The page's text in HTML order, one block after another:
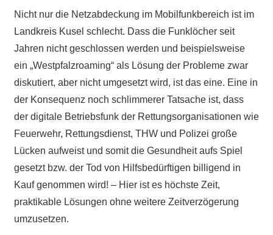
Nicht nur die Netzabdeckung im Mobilfunkbereich ist im
Landkreis Kusel schlecht. Dass die Funklöcher seit
Jahren nicht geschlossen werden und beispielsweise
ein „Westpfalzroaming“ als Lösung der Probleme zwar
diskutiert, aber nicht umgesetzt wird, ist das eine. Eine in
der Konsequenz noch schlimmerer Tatsache ist, dass
der digitale Betriebsfunk der Rettungsorganisationen wie
Feuerwehr, Rettungsdienst, THW und Polizei große
Lücken aufweist und somit die Gesundheit aufs Spiel
gesetzt bzw. der Tod von Hilfsbedürftigen billigend in
Kauf genommen wird! – Hier ist es höchste Zeit,
praktikable Lösungen ohne weitere Zeitverzögerung
umzusetzen.